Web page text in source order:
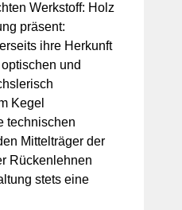
Werkstoff: Holz
präsent:
ihre Herkunft
und
Kegel
technischen
Mittelträger der
Rückenlehnen
stets eine